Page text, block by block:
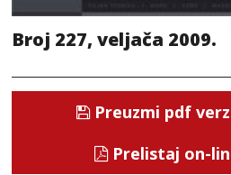
Broj 227, veljača 2009.
Preuzmi pdf
Prelistaj on-